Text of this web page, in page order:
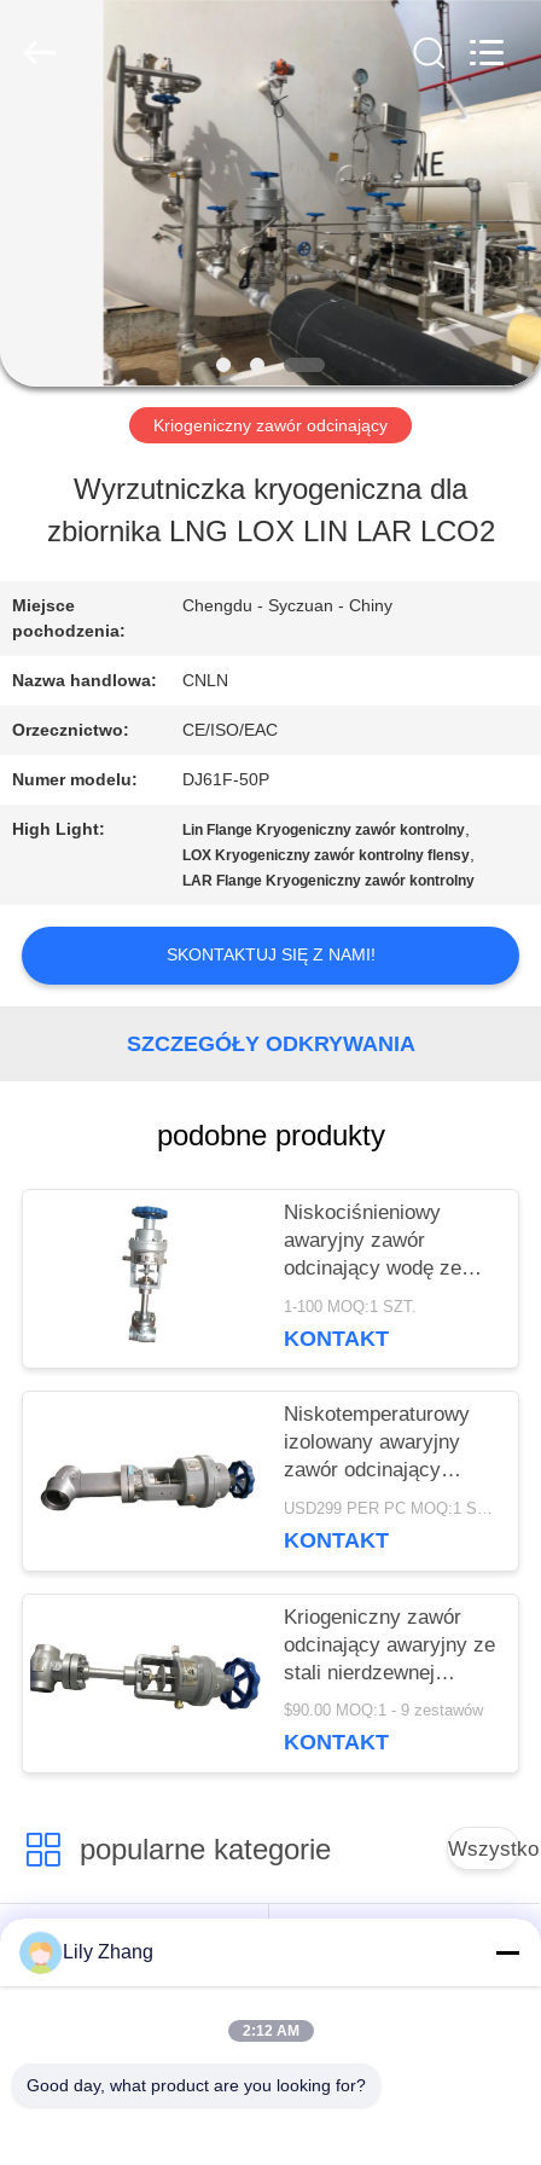
PRODUKTY
O
WYCIECZKA
PO
FABRYCE
KONTROLA
JAKOŚCI
SKONTAKTUJ
SIĘ
SPRAWY
POPROSIĆ
WYCENĘ
SITEMAP
POLITYKA
Kriogeniczny zawór odcinający
Wyrzutniczka kryogeniczna dla
zbiornika LNG LOX LIN LAR LCO2
Miejsce
pochodzenia:
Chengdu - Syczuan - Chiny
Nazwa handlowa: CNLN
Orzecznictwo: CE/ISO/EAC
Numer modelu: DJ61F-50P
High Light: Lin Flange Kryogeniczny zawór kontrolny,
LOX Kryogeniczny zawór kontrolny flensy,
LAR Flange Kryogeniczny zawór kontrolny
SKONTAKTUJ SIĘ Z NAMI!
SZCZEGÓŁY ODKRYWANIA
podobne produkty
Niskociśnieniowy
awaryjny zawór
odcinający wodę ze
stali nierdzewnej
1-100 MOQ:1 SZT.
KONTAKT
Niskotemperaturowy
izolowany awaryjny
zawór odcinający
spawany typu DN10 - USD299 PER PC MOQ:1 SZT.
KONTAKT
Kriogeniczny zawór
odcinający awaryjny ze
stali nierdzewnej
Kriogeniczny zawór
$90.00 MOQ:1 - 9 zestawów
KONTAKT
popularne kategorie Wszystko
Kriogeniczny zawór
kulowy
zwrotny
Zawór
kriogenicznego
Lily Zhang
2:12 AM
Good day, what product are you looking for?